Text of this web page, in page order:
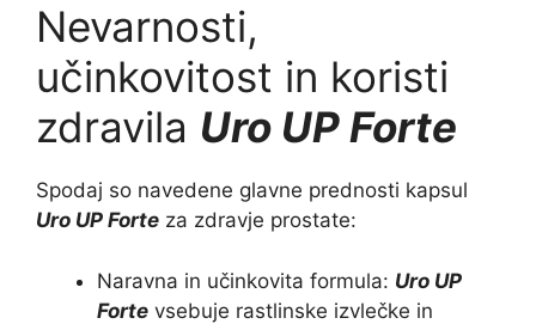
Nevarnosti,
učinkovitost in koristi
zdravila Uro UP Forte
Spodaj so navedene glavne prednosti kapsul
Uro UP Forte za zdravje prostate:
Naravna in učinkovita formula: Uro UP
Forte vsebuje rastlinske izvlečke in